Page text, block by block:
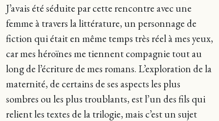
J’avais été séduite par cette rencontre avec une
femme à travers la littérature, un personnage de
fiction qui était en même temps très réel à mes yeux,
car mes héroïnes me tiennent compagnie tout au
long de l’écriture de mes romans. L’exploration de la
maternité, de certains de ses aspects les plus
sombres ou les plus troublants, est l’un des fils qui
relient les textes de la trilogie, mais c’est un sujet